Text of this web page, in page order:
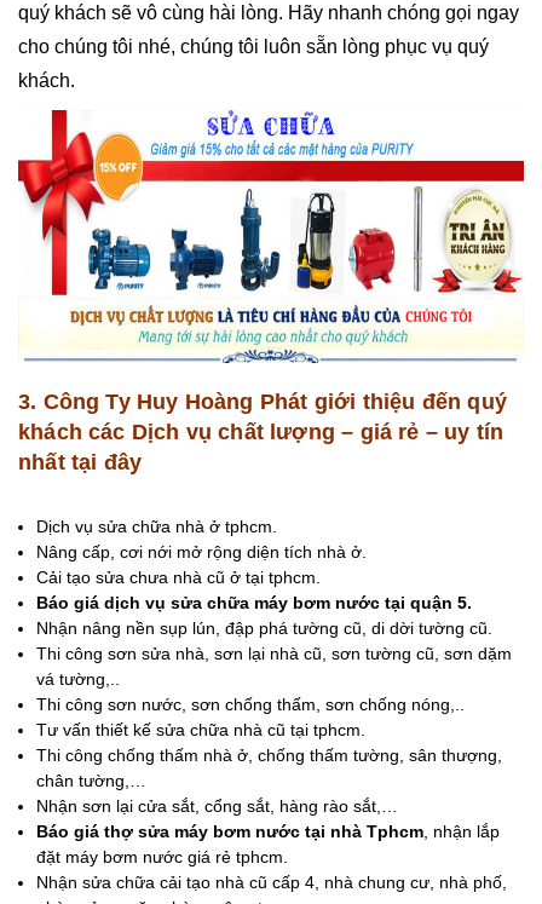
quý khách sẽ vô cùng hài lòng. Hãy nhanh chóng gọi ngay
cho chúng tôi nhé, chúng tôi luôn sẵn lòng phục vụ quý
khách.
3. Công Ty Huy Hoàng Phát giới thiệu đến quý
khách các Dịch vụ chất lượng – giá rẻ – uy tín
nhất tại đây
Dịch vụ sửa chữa nhà ở tphcm.
Nâng cấp, cơi nới mở rộng diện tích nhà ở.
Cải tạo sửa chưa nhà cũ ở tại tphcm.
Báo giá dịch vụ sửa chữa máy bơm nước tại quận 5.
Nhận nâng nền sụp lún, đập phá tường cũ, di dời tường cũ.
Thi công sơn sửa nhà, sơn lại nhà cũ, sơn tường cũ, sơn dặm
vá tường,..
Thi công sơn nước, sơn chống thấm, sơn chống nóng,..
Tư vấn thiết kế sửa chữa nhà cũ tại tphcm.
Thi công chống thấm nhà ở, chống thấm tường, sân thượng,
chân tường,…
Nhận sơn lại cửa sắt, cổng sắt, hàng rào sắt,…
Báo giá thợ sửa máy bơm nước tại nhà Tphcm , nhận lắp
đặt máy bơm nước giá rẻ tphcm.
Nhận sửa chữa cải tạo nhà cũ cấp 4, nhà chung cư, nhà phố,